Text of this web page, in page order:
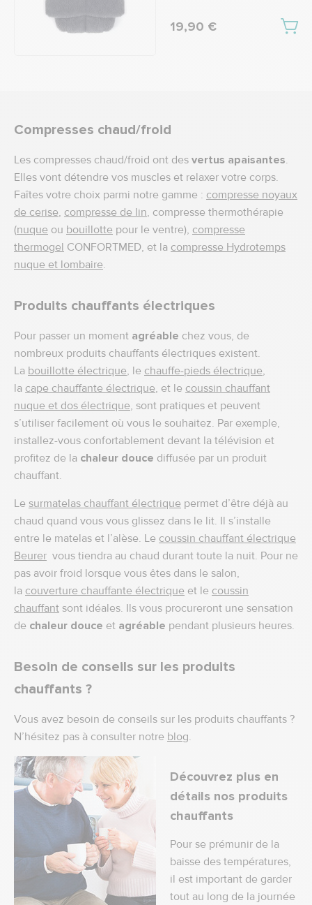
19,90 €
Compresses chaud/froid
Les compresses chaud/froid ont des vertus apaisantes.
Elles vont détendre vos muscles et relaxer votre corps.
Faîtes votre choix parmi notre gamme : compresse noyaux
de cerise, compresse de lin, compresse thermothérapie
(nuque ou bouillotte pour le ventre), compresse
thermogel CONFORTMED, et la compresse Hydrotemps
nuque et lombaire.
Produits chauffants électriques
Pour passer un moment agréable chez vous, de
nombreux produits chauffants électriques existent.
La bouillotte électrique, le chauffe-pieds électrique,
la cape chauffante électrique, et le coussin chauffant
nuque et dos électrique, sont pratiques et peuvent
s’utiliser facilement où vous le souhaitez. Par exemple,
installez-vous confortablement devant la télévision et
profitez de la chaleur douce diffusée par un produit
chauffant.
Le surmatelas chauffant électrique permet d’être déjà au
chaud quand vous vous glissez dans le lit. Il s’installe
entre le matelas et l’alèse. Le coussin chauffant électrique
Beurer vous tiendra au chaud durant toute la nuit. Pour ne
pas avoir froid lorsque vous êtes dans le salon,
la couverture chauffante électrique et le coussin
chauffant sont idéales. Ils vous procureront une sensation
de chaleur douce et agréable pendant plusieurs heures.
Besoin de conseils sur les produits
chauffants ?
Vous avez besoin de conseils sur les produits chauffants ?
N’hésitez pas à consulter notre blog.
Découvrez plus en
détails nos produits
chauffants
Pour se prémunir de la
baisse des températures,
il est important de garder
tout au long de la journée